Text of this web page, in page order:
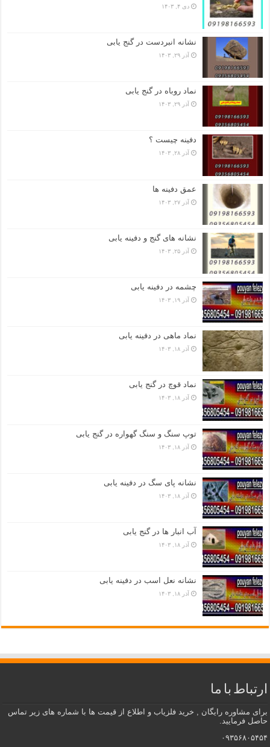
دی ۴, ۱۴۰۳
نشانه انبردست در گنج یابی
آذر ۲۹, ۱۴۰۳
نماد روباه در گنج یابی
آذر ۲۹, ۱۴۰۳
دفینه چیست ؟
آذر ۲۸, ۱۴۰۳
عمق دفینه ها
آذر ۲۷, ۱۴۰۳
نشانه های گنج و دفینه یابی
آذر ۲۵, ۱۴۰۳
چشمه در دفینه یابی
آذر ۱۹, ۱۴۰۳
نماد ماهی در دفینه یابی
آذر ۱۸, ۱۴۰۳
نماد قوچ در گنج یابی
آذر ۱۸, ۱۴۰۳
توپ سنگ و سنگ گهواره در گنج یابی
آذر ۱۸, ۱۴۰۳
نشانه پای سگ در دفینه یابی
آذر ۱۸, ۱۴۰۳
آب انبار ها در گنج یابی
آذر ۱۸, ۱۴۰۳
نشانه نعل اسب در دفینه یابی
آذر ۱۸, ۱۴۰۳
ارتباط با ما
برای مشاوره رایگان , خرید فلزیاب و اطلاع از قیمت ها با شماره های زیر تماس
حاصل فرمایید.
۰۹۳۵۶۸۰۵۴۵۴